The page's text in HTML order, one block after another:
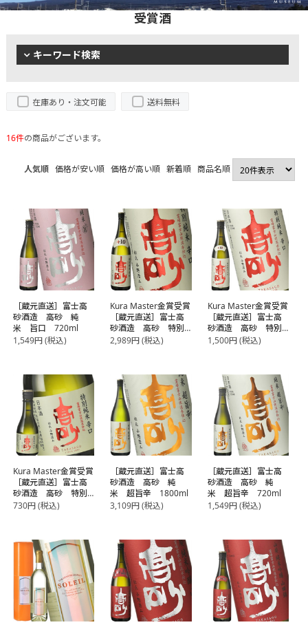
受賞酒
キーワード検索
在庫あり・注文可能 送料無料
16件の商品がございます。
人気順 価格が安い順 価格が高い順 新着順 商品名順
［蔵元直送］富士高
砂酒造 高砂 純
米 旨口 720ml
1,549円(税込)
Kura Master金賞受賞
［蔵元直送］富士高
砂酒造 高砂 特別
純米辛口 1800ml
2,989円(税込)
Kura Master金賞受賞
［蔵元直送］富士高
砂酒造 高砂 特別
純米辛口 720ml
1,500円(税込)
Kura Master金賞受賞
［蔵元直送］富士高
砂酒造 高砂 特別
純米辛口 300ml
730円(税込)
［蔵元直送］富士高
砂酒造 高砂 純
米 超旨辛 1800ml
3,109円(税込)
［蔵元直送］富士高
砂酒造 高砂 純
米 超旨辛 720ml
1,549円(税込)